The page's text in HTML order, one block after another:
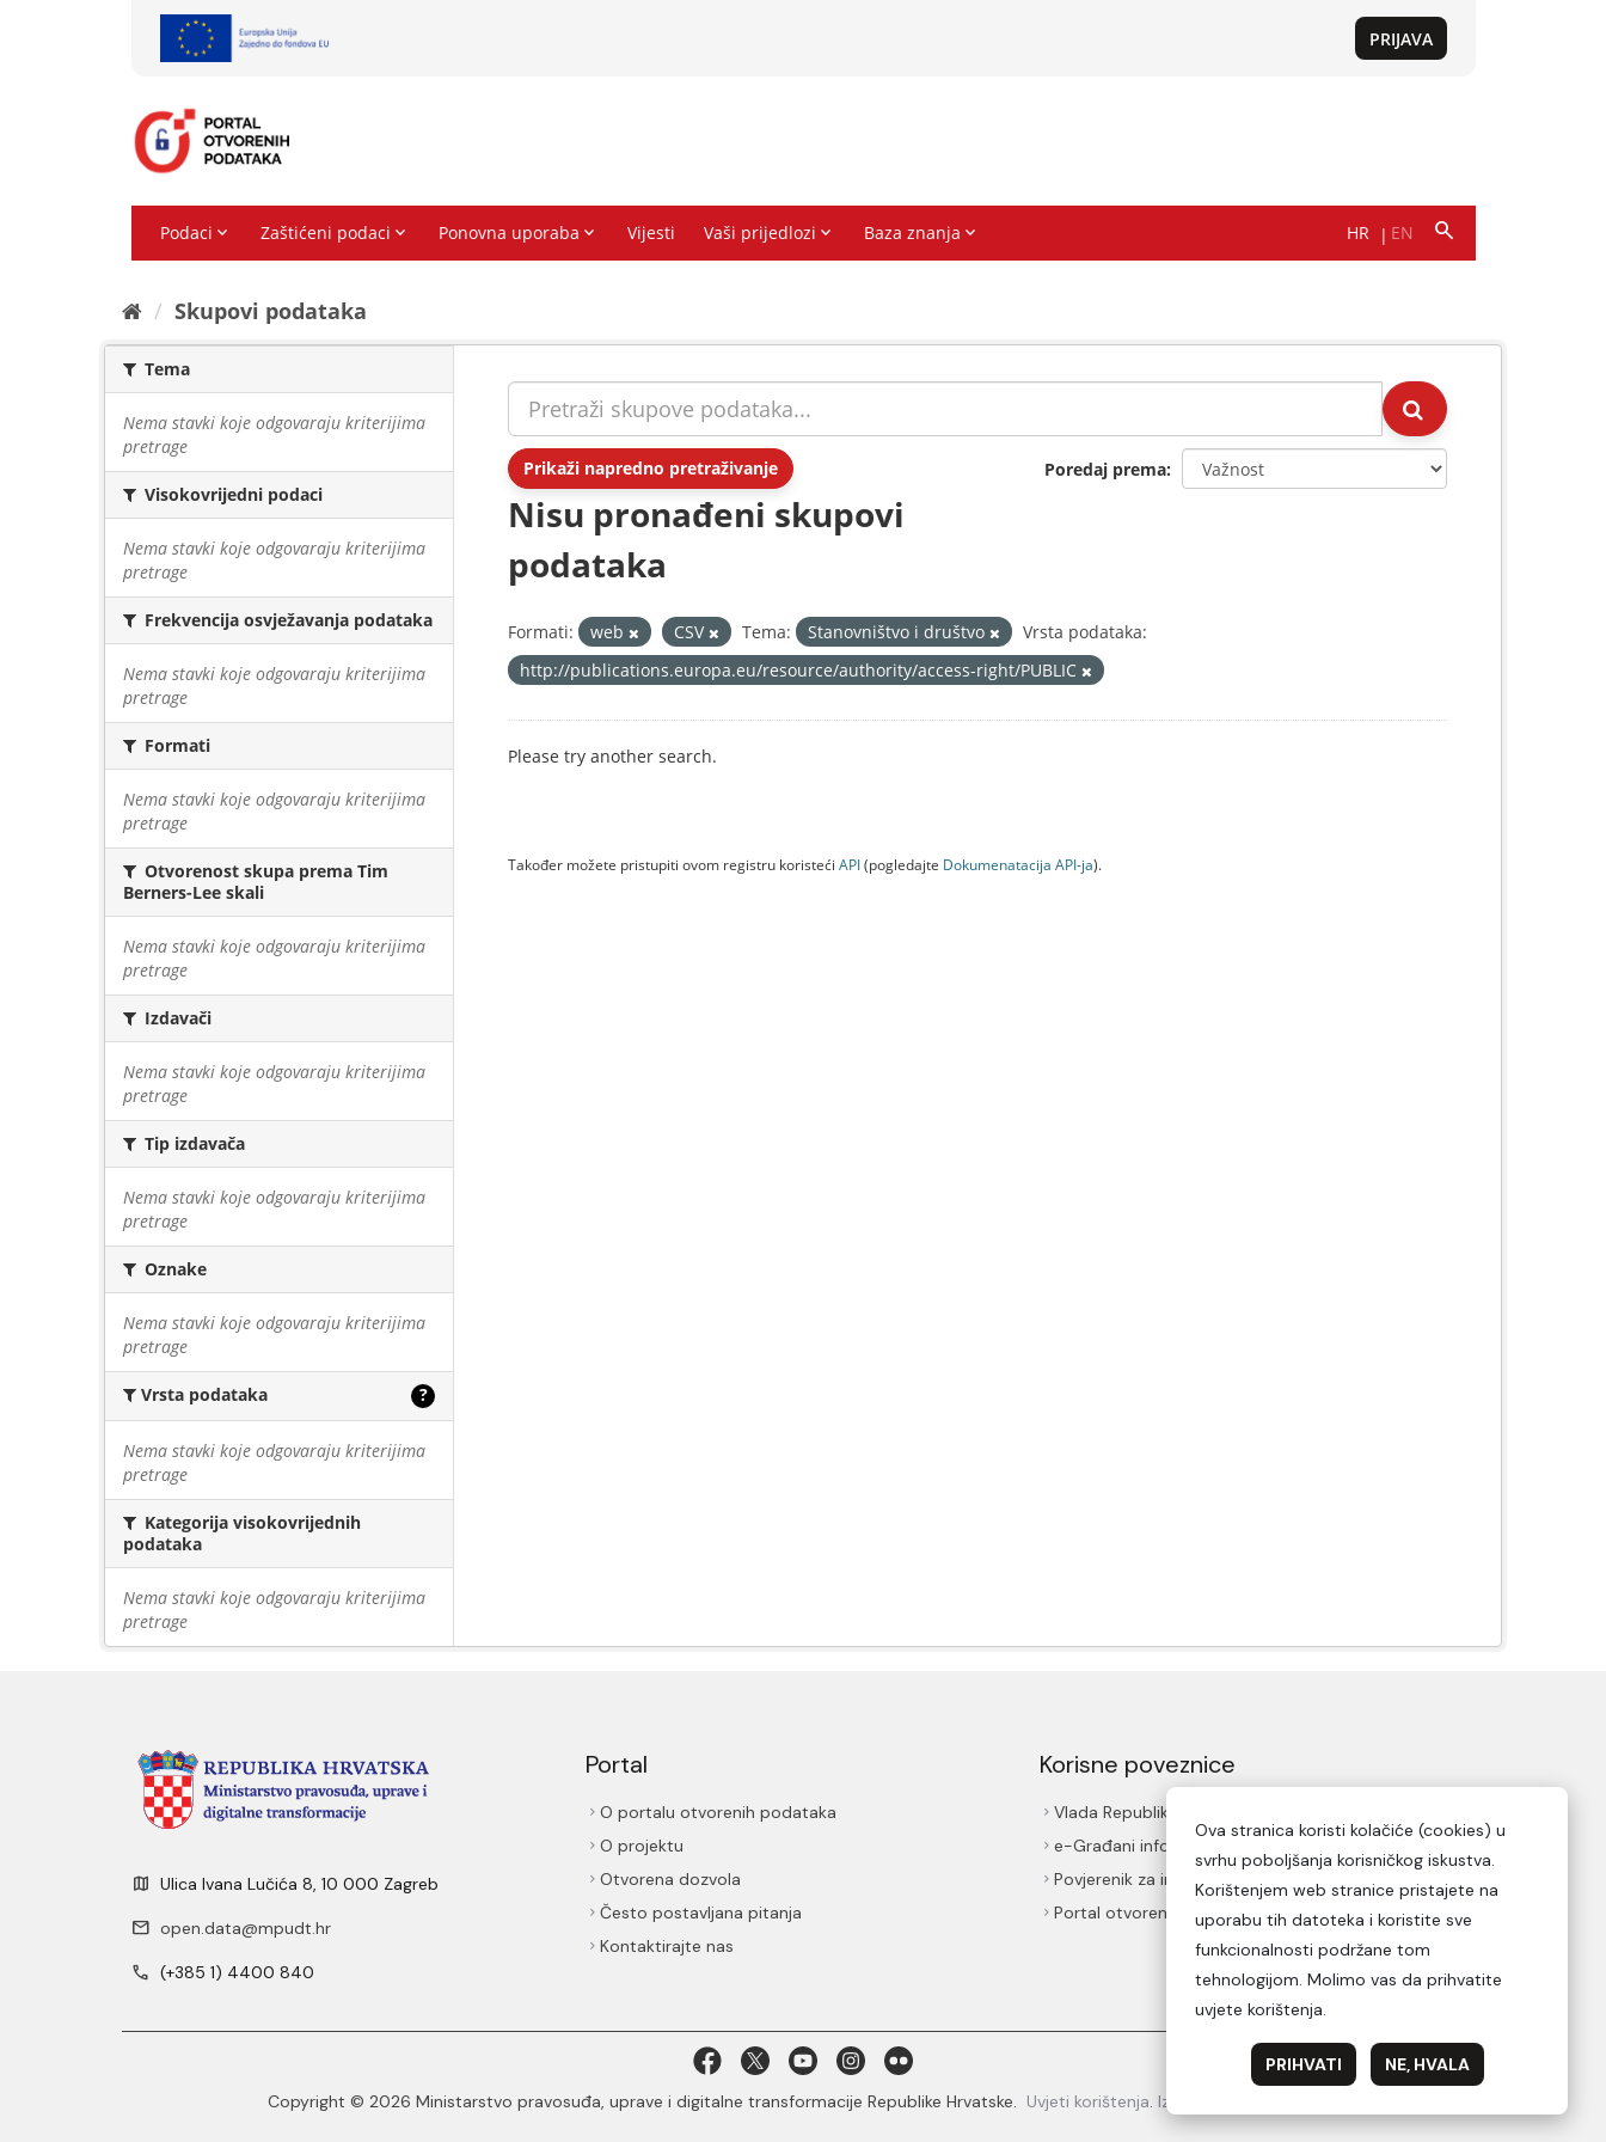
Skupovi podаtаkа
Tema
Nema stavki koje odgovaraju kriterijima
pretrage
Visokovrijedni podaci
Nema stavki koje odgovaraju kriterijima
pretrage
Frekvencija osvježavanja podataka
Nema stavki koje odgovaraju kriterijima
pretrage
Formati
Nema stavki koje odgovaraju kriterijima
pretrage
Otvorenost skupa prema Tim
Berners-Lee skali
Nema stavki koje odgovaraju kriterijima
pretrage
Izdavači
Nema stavki koje odgovaraju kriterijima
pretrage
Tip izdavača
Nema stavki koje odgovaraju kriterijima
pretrage
Oznake
Nema stavki koje odgovaraju kriterijima
pretrage
Vrsta podataka ?
Nema stavki koje odgovaraju kriterijima
pretrage
Kategorija visokovrijednih
podataka
Nema stavki koje odgovaraju kriterijima
pretrage
Prikaži napredno pretraživanje Poredaj prema
Nisu pronađeni skupovi
podataka
Formati: web CSV Tema: Stanovništvo i društvo
Vrsta podataka:
http://publications.europa.eu/resource/authority/access-right/PUBLIC
Please try another search.
Također možete pristupiti ovom registru koristeći API(pogledajte Dokumenаtаcijа API-jа).